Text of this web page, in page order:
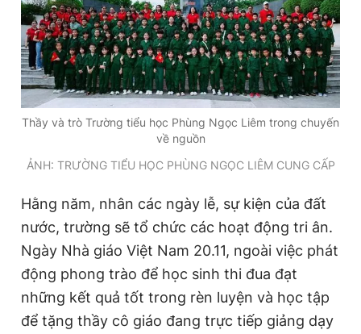
Thầy và trò Trường tiểu học Phùng Ngọc Liêm trong chuyến
về nguồn
ẢNH: TRƯỜNG TIỂU HỌC PHÙNG NGỌC LIÊM CUNG CẤP
Hằng năm, nhân các ngày lễ, sự kiện của đất
nước, trường sẽ tổ chức các hoạt động tri ân.
Ngày Nhà giáo Việt Nam 20.11, ngoài việc phát
động phong trào để học sinh thi đua đạt
những kết quả tốt trong rèn luyện và học tập
để tặng thầy cô giáo đang trực tiếp giảng dạy